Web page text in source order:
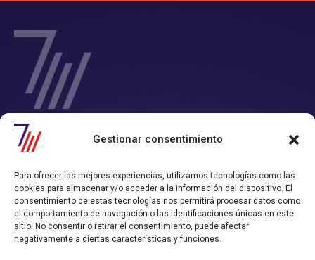
Gestionar consentimiento
Para ofrecer las mejores experiencias, utilizamos tecnologías como las
cookies para almacenar y/o acceder a la información del dispositivo. El
consentimiento de estas tecnologías nos permitirá procesar datos como
el comportamiento de navegación o las identificaciones únicas en este
sitio. No consentir o retirar el consentimiento, puede afectar
negativamente a ciertas características y funciones.
SIETE Y MEDIA - Agencia de Marketing Digital en
Chile
el que consigues tiempo y rentabilidad.
Nos convertimos en tu departamento de Marketing Online, y
trabajamos alineados con los objetivos de ventas que hayas definido.
Política de Privacidad Política de Cookies